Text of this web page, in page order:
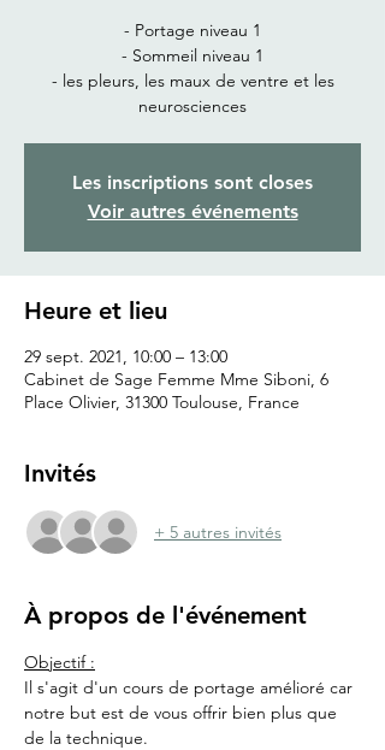
- Portage niveau 1
- Sommeil niveau 1
- les pleurs, les maux de ventre et les
neurosciences
Les inscriptions sont closes
Voir autres événements
Heure et lieu
29 sept. 2021, 10:00 – 13:00
Cabinet de Sage Femme Mme Siboni, 6
Place Olivier, 31300 Toulouse, France
Invités
+ 5 autres invités
À propos de l'événement
Objectif :
Il s'agit d'un cours de portage amélioré car
notre but est de vous offrir bien plus que
de la technique.